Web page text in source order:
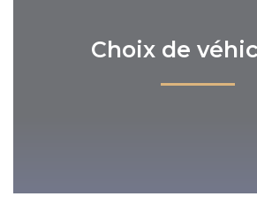
Choix de